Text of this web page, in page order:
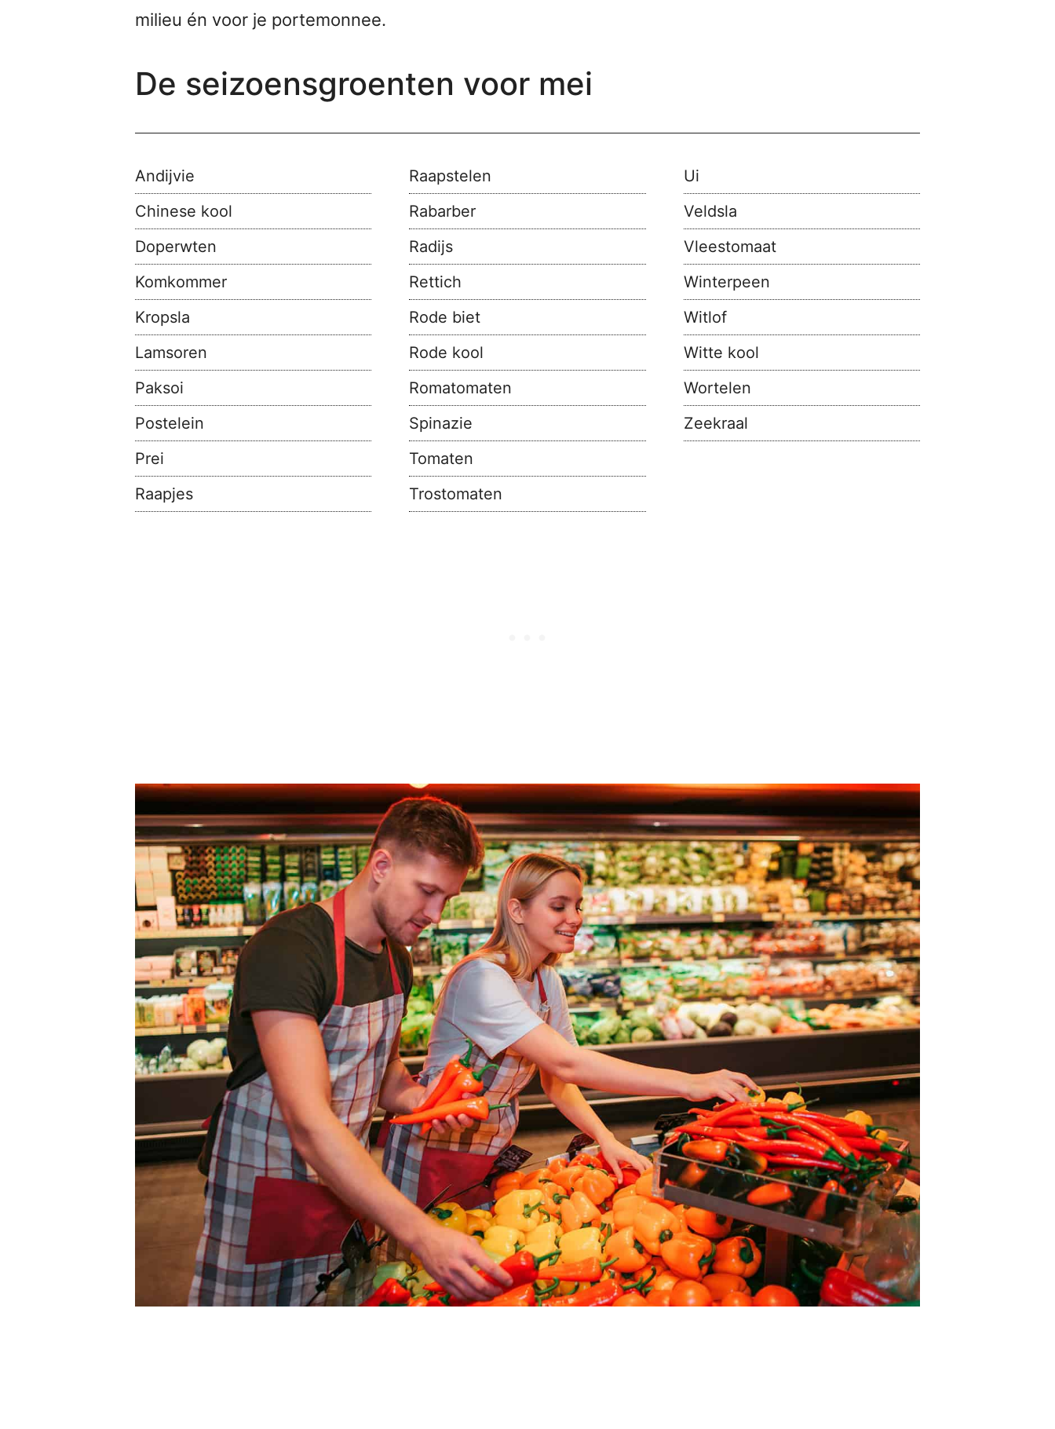
milieu én voor je portemonnee.
De seizoensgroenten voor mei
Andijvie
Chinese kool
Doperwten
Komkommer
Kropsla
Lamsoren
Paksoi
Postelein
Prei
Raapjes
Raapstelen
Rabarber
Radijs
Rettich
Rode biet
Rode kool
Romatomaten
Spinazie
Tomaten
Trostomaten
Ui
Veldsla
Vleestomaat
Winterpeen
Witlof
Witte kool
Wortelen
Zeekraal